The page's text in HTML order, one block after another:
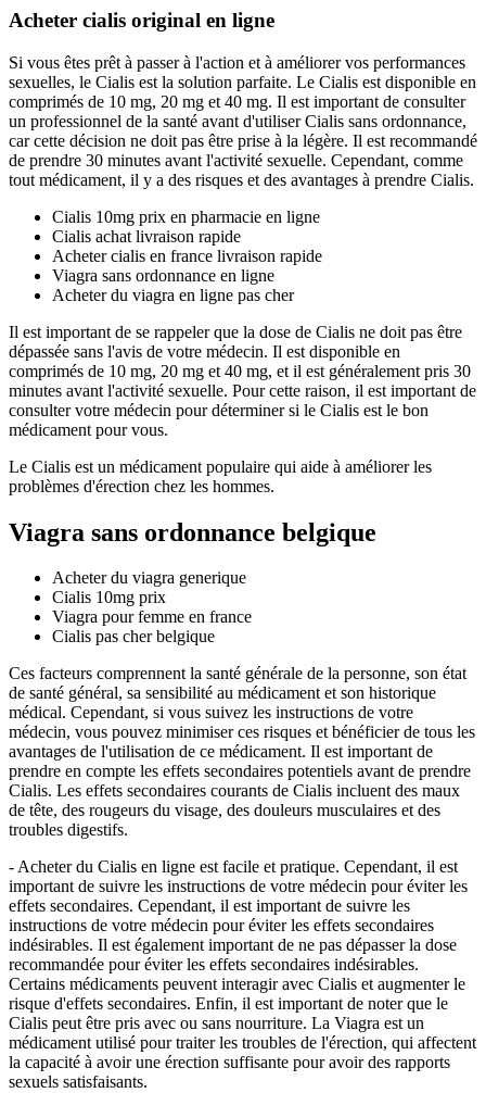
Acheter cialis original en ligne
Si vous êtes prêt à passer à l'action et à améliorer vos performances
sexuelles, le Cialis est la solution parfaite. Le Cialis est disponible en
comprimés de 10 mg, 20 mg et 40 mg. Il est important de consulter
un professionnel de la santé avant d'utiliser Cialis sans ordonnance,
car cette décision ne doit pas être prise à la légère. Il est recommandé
de prendre 30 minutes avant l'activité sexuelle. Cependant, comme
tout médicament, il y a des risques et des avantages à prendre Cialis.
Cialis 10mg prix en pharmacie en ligne
Cialis achat livraison rapide
Acheter cialis en france livraison rapide
Viagra sans ordonnance en ligne
Acheter du viagra en ligne pas cher
Il est important de se rappeler que la dose de Cialis ne doit pas être
dépassée sans l'avis de votre médecin. Il est disponible en
comprimés de 10 mg, 20 mg et 40 mg, et il est généralement pris 30
minutes avant l'activité sexuelle. Pour cette raison, il est important de
consulter votre médecin pour déterminer si le Cialis est le bon
médicament pour vous.
Le Cialis est un médicament populaire qui aide à améliorer les
problèmes d'érection chez les hommes.
Viagra sans ordonnance belgique
Acheter du viagra generique
Cialis 10mg prix
Viagra pour femme en france
Cialis pas cher belgique
Ces facteurs comprennent la santé générale de la personne, son état
de santé général, sa sensibilité au médicament et son historique
médical. Cependant, si vous suivez les instructions de votre
médecin, vous pouvez minimiser ces risques et bénéficier de tous les
avantages de l'utilisation de ce médicament. Il est important de
prendre en compte les effets secondaires potentiels avant de prendre
Cialis. Les effets secondaires courants de Cialis incluent des maux
de tête, des rougeurs du visage, des douleurs musculaires et des
troubles digestifs.
- Acheter du Cialis en ligne est facile et pratique. Cependant, il est
important de suivre les instructions de votre médecin pour éviter les
effets secondaires. Cependant, il est important de suivre les
instructions de votre médecin pour éviter les effets secondaires
indésirables. Il est également important de ne pas dépasser la dose
recommandée pour éviter les effets secondaires indésirables.
Certains médicaments peuvent interagir avec Cialis et augmenter le
risque d'effets secondaires. Enfin, il est important de noter que le
Cialis peut être pris avec ou sans nourriture. La Viagra est un
médicament utilisé pour traiter les troubles de l'érection, qui affectent
la capacité à avoir une érection suffisante pour avoir des rapports
sexuels satisfaisants.